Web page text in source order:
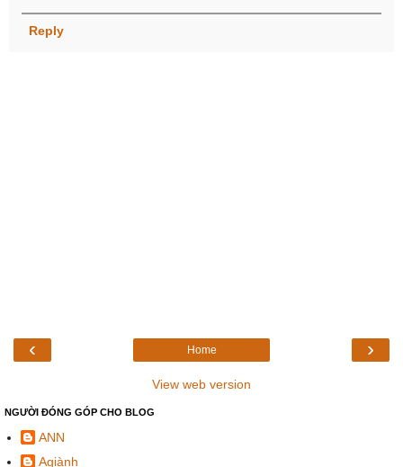
Reply
‹ ›
Home
View web version
NGƯỜI ĐÓNG GÓP CHO BLOG
ANN
Agiành